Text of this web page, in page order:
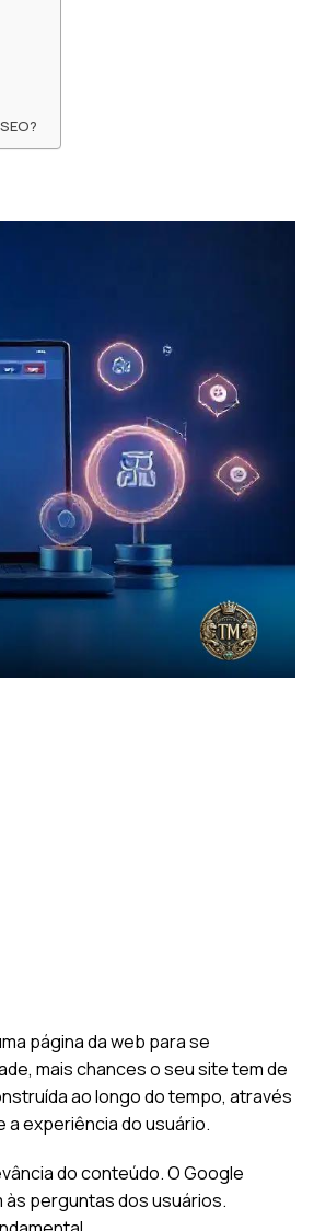
página da web para se
mais chances o seu site tem de
ao longo do tempo, através
a experiência do usuário.
do conteúdo. O Google
perguntas dos usuários.